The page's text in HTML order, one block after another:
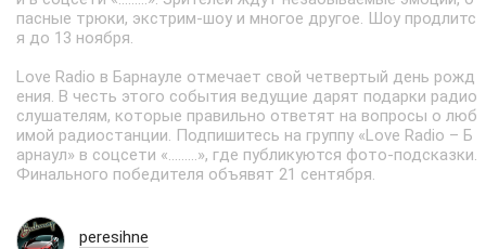
пасные трюки, экстрим-шоу и многое другое. Шоу продлитс
я до 13 ноября.
Love Radio в Барнауле отмечает свой четвертый день рожд
ения. В честь этого события ведущие дарят подарки радио
слушателям, которые правильно ответят на вопросы о люб
имой радиостанции. Подпишитесь на группу «Love Radio – Б
арнаул» в соцсети «.........», где публикуются фото-подсказки.
Финального победителя объявят 21 сентября.
peresihne